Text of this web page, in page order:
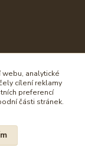
webu, analytické
cílení reklamy
preferencí
části stránek.